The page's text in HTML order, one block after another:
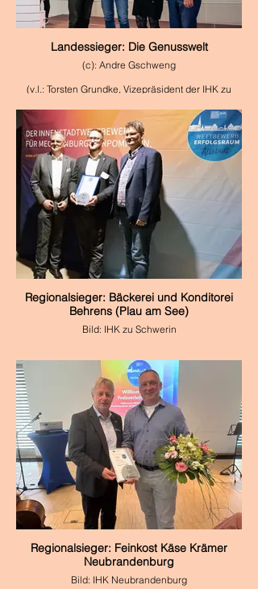
Landessieger: Die Genusswelt
(c): Andre Gschweng
(v.l.: Torsten Grundke, Vizepräsident der IHK zu
Genusswelt; Dr. Wolfgang Blank,
Wirtschaftsminister MV)
Regionalsieger: Bäckerei und Konditorei
Behrens (Plau am See)
Bild: IHK zu Schwerin
Schwerin; Hannes-Alexander Behrens, Preisträger
Westmecklenburg; Henrik Wegner, Landkreis LUP
und Jurymitglied)
Regionalsieger: Feinkost Käse Krämer
Neubrandenburg
Bild: IHK Neubrandenburg